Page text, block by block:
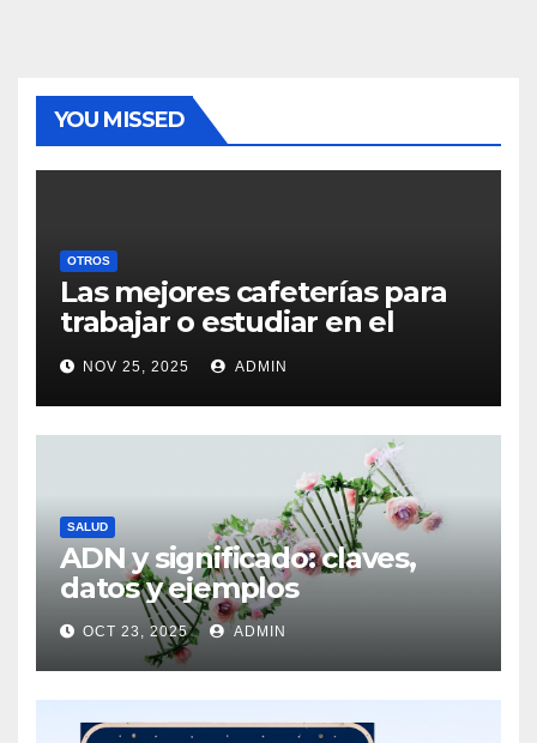
YOU MISSED
OTROS
Las mejores cafeterías para
trabajar o estudiar en el
centro de Vigo
NOV 25, 2025 ADMIN
SALUD
ADN y significado: claves,
datos y ejemplos
OCT 23, 2025 ADMIN